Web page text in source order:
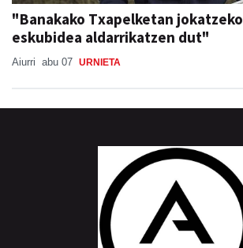
"Banakako Txapelketan
eskubidea aldarrikatzen dut"
Aiurri abu 07 URNIETA